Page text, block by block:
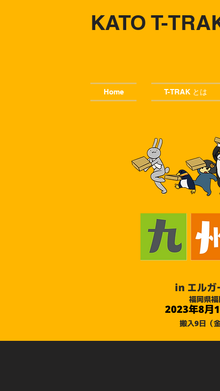
KATO T-
Home T-TRAK とは
in エルガ
福岡県
2023年8月
搬入9日（